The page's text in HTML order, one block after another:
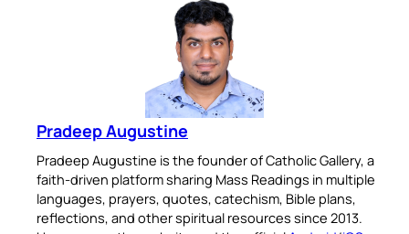
Pradeep Augustine
Pradeep Augustine is the founder of Catholic Gallery, a
faith-driven platform sharing Mass Readings in multiple
languages, prayers, quotes, catechism, Bible plans,
reflections, and other spiritual resources since 2013.